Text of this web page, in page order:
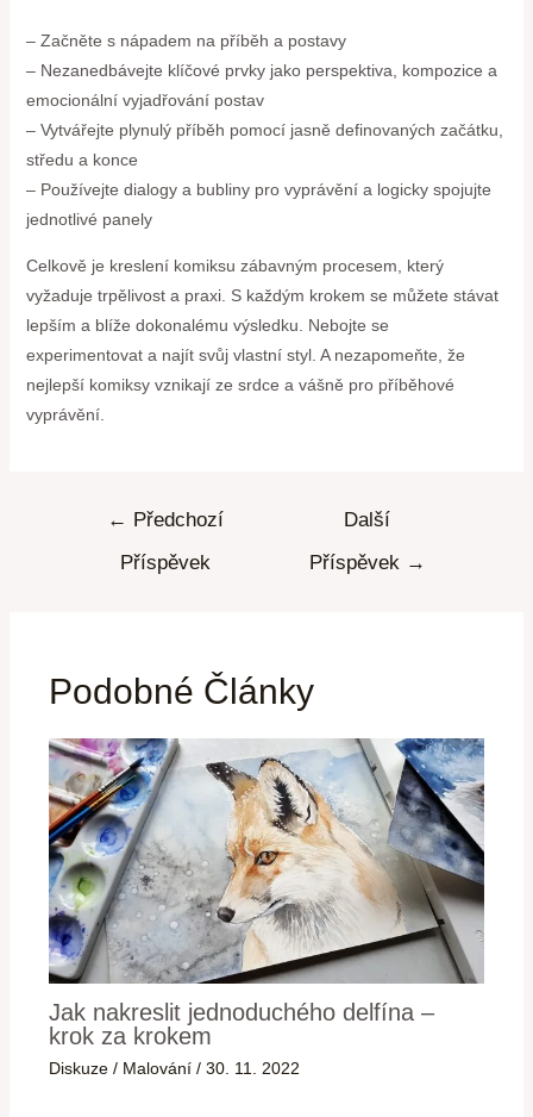
– Začněte s nápadem na příběh a postavy
– Nezanedbávejte klíčové prvky jako perspektiva, kompozice a
emocionální vyjadřování postav
– Vytvářejte plynulý příběh pomocí jasně definovaných začátku,
středu a konce
– Používejte dialogy a bubliny pro vyprávění a logicky spojujte
jednotlivé panely
Celkově je kreslení komiksu zábavným procesem, který
vyžaduje trpělivost a praxi. S každým krokem se můžete stávat
lepším a blíže dokonalému výsledku. Nebojte se
experimentovat a najít svůj vlastní styl. A nezapomeňte, že
nejlepší komiksy vznikají ze srdce a vášně pro příběhové
vyprávění.
← Předchozí
Příspěvek
Další
Příspěvek →
Podobné Články
Jak nakreslit jednoduchého delfína –
krok za krokem
Diskuze / Malování /30. 11. 2022